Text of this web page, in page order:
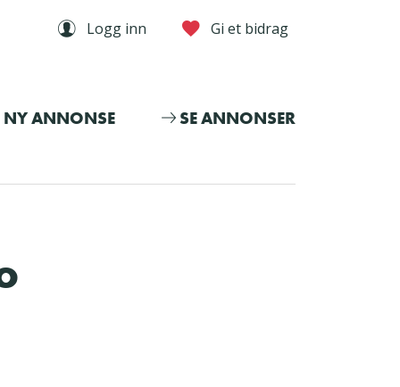
Logg inn Gi et bidrag
NY ANNONSE SE ANNONSER